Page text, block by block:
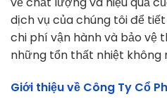
dịch vụ của chúng tôi để
chi phí vận hành và bảo vệ
những tổn thất nhiệt không
Giới thiệu về Công Ty Cổ